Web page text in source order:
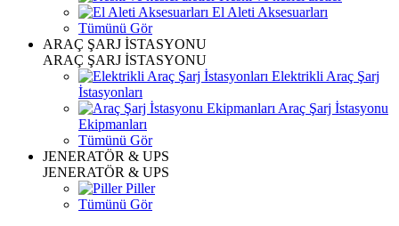
El Aleti Aksesuarları
Tümünü Gör
ARAÇ ŞARJ İSTASYONU
ARAÇ ŞARJ İSTASYONU
Elektrikli Araç Şarj
İstasyonları
Araç Şarj İstasyonu
Ekipmanları
Tümünü Gör
JENERATÖR & UPS
JENERATÖR & UPS
Piller
Tümünü Gör